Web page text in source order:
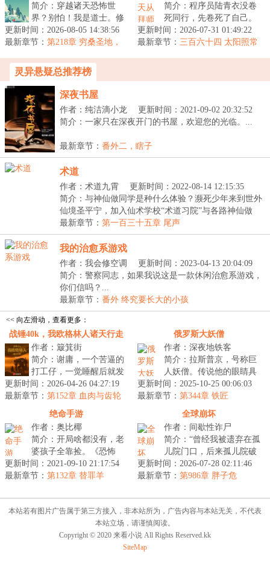
简介：穿越诸天恐怖世
界？别怕！我是道士。修
道抓鬼、镇尸降妖，斩诸
天妖魔鬼怪。炼丹符箓、
更新时间：2026-08-05 14:38:56
最新章节： 第218章 穷桑圣地，
简介：程序员陆青衣没卷
死同行，先卷死了自己。
落地天龙世界，捡到野生
童姥，武技一点就通，心
更新时间：2026-07-31 01:49:22
最新章节： 三百六十四 太阳照常
灵异悬疑总推荐榜
深夜书屋
作者：纯洁滴小龙
更新时间：2021-09-02 20:32:52
简介：一家只在深夜开门的书屋，欢迎您的光临。...
最新章节： 番外二，瞎子
术道
作者：术道九霄
更新时间：2022-08-14 12:15:35
简介：与神仙做同学是种什么体验？濒死少年来到世外
仙境圣平宁，加入仙术学校“术道习院”与各路神仙做
同...
最新章节： 第一百三十五章 尾声
我的治愈系游戏
作者：我会修空调
更新时间：2023-04-13 20:04:09
简介：警察同志，如果我说这是一款休闲治愈系游戏，
你们信吗？...
最新章节： 番外 终究要长大的小孩
<< 向左滑动，查看更多：
战锤40k，我欧格林人诸天行走
作者：簸箕街
简介：谢庸，一个苦逼的
打工仔，一觉睡醒后就发
现自己竟然待在了牢里，
但这可不是一般的牢
里……至于为什...
更新时间：2026-04-26 04:27:19
最新章节： 第152章 血肉与齿轮
俄罗斯大妖僧
作者：深夜地铁客
简介：拉斯普京，号称巨
人妖僧。传说他的眼睛具
有神奇的魔力，能够让女
人对他神魂颠倒，他甚至
与俄国皇后...
更新时间：2025-10-25 00:06:03
最新章节： 第344章 铁匠
绝命手游
作者：奥比椰
简介：开局啥都没有，老
婆孩子全靠捡。《恐怖
城》，号称史上最恐怖的
手游。没人玩？不要紧。
更新时间：2021-09-10 21:17:54
最新章节： 第132章 替罪羊
全球崩坏
作者：间歇性诈尸
简介：“曾经我被遗弃在孤
儿院门口，后来孤儿院破
产了”“曾经我上过一个幼
儿园，后来这家幼儿园倒
更新时间：2026-07-28 02:11:46
最新章节： 第986章 胖子危
本站若有图片广告属于第三方接入，非本站所为，广告内容与本站无关，不代表
本站立场，请谨慎阅读。
Copyright © 2020 来看小说 All Rights Reserved.kk
SiteMap